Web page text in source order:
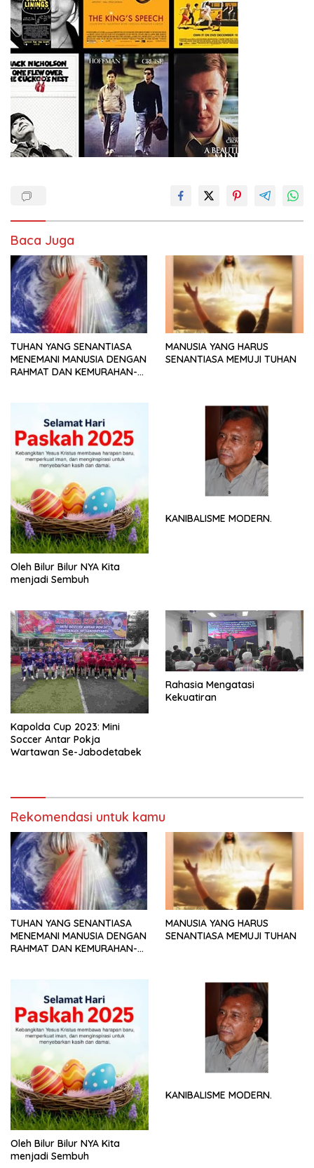
Baca Juga
TUHAN YANG SENANTIASA
MENEMANI MANUSIA DENGAN
RAHMAT DAN KEMURAHAN-
MANUSIA YANG HARUS
SENANTIASA MEMUJI TUHAN
Oleh Bilur Bilur NYA Kita
menjadi Sembuh
KANIBALISME MODERN.
Kapolda Cup 2023: Mini
Soccer Antar Pokja
Wartawan Se-Jabodetabek
Rahasia Mengatasi
Kekuatiran
Rekomendasi untuk kamu
TUHAN YANG SENANTIASA
MENEMANI MANUSIA DENGAN
RAHMAT DAN KEMURAHAN-
MANUSIA YANG HARUS
SENANTIASA MEMUJI TUHAN
Oleh Bilur Bilur NYA Kita
menjadi Sembuh
KANIBALISME MODERN.